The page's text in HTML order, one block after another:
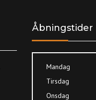
Åbningstider
Mandag
Tirsdag
Onsdag